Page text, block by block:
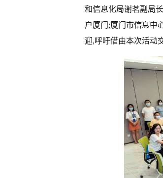
和信息化局谢茗副局
户厦门;厦门市信息中
迎,呼吁借由本次活动